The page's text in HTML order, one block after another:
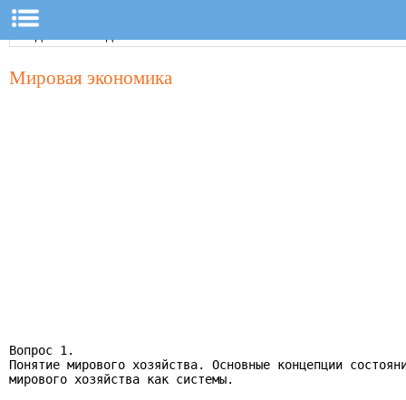
Мировая экономика
Вопрос 1.
Понятие мирового хозяйства. Основные концепции
мирового хозяйства как системы.